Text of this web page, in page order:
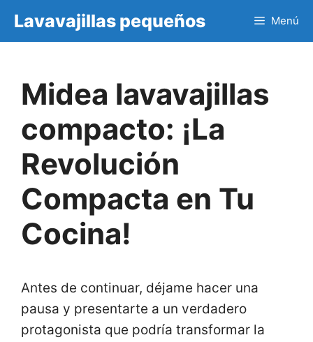
Lavavajillas pequeños Menú
Midea lavavajillas
compacto: ¡La
Revolución
Compacta en Tu
Cocina!
Antes de continuar, déjame hacer una
pausa y presentarte a un verdadero
protagonista que podría transformar la